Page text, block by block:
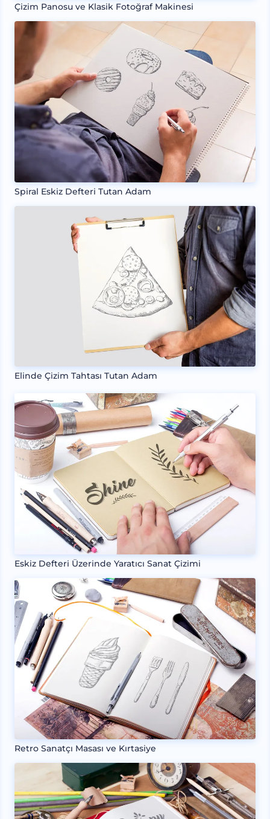
Çizim Panosu ve Klasik Fotoğraf Makinesi
Spiral Eskiz Defteri Tutan Adam
Elinde Çizim Tahtası Tutan Adam
Eskiz Defteri Üzerinde Yaratıcı Sanat Çizimi
Retro Sanatçı Masası ve Kırtasiye